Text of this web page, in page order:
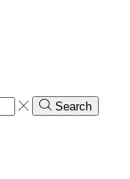
Search